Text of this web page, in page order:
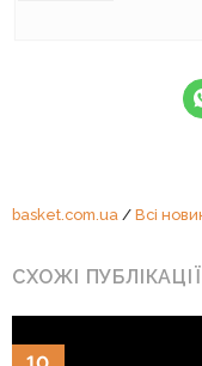
basket.com.ua/ Всі
СХОЖІ ПУБЛІКАЦІЇ